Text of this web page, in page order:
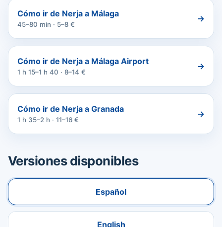
Cómo ir de Nerja a Málaga
45–80 min · 5–8 €
→
Cómo ir de Nerja a Málaga Airport
1 h 15–1 h 40 · 8–14 €
→
Cómo ir de Nerja a Granada
1 h 35–2 h · 11–16 €
→
Versiones disponibles
Español
English